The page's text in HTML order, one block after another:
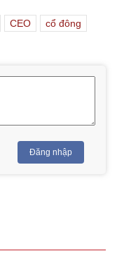
CEO cổ đông
Đăng nhập